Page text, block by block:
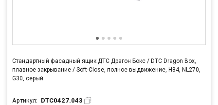
Стандартный фасадный ящик ДТС Драгон Бокс / DTC Dragon Box,
плавное закрывание / Soft-Close, полное выдвижение, H84, NL270,
G30, серый
Артикул: DTC0427.043